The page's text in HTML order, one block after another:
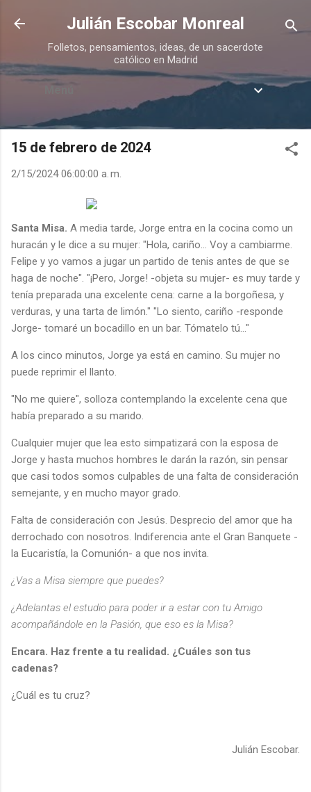
Ir al contenido principal
Julián Escobar Monreal
Folletos, pensamientos, ideas, de un sacerdote
católico en Madrid
Menú
15 de febrero de 2024
2/15/2024 06:00:00 a. m.
Santa Misa. A media tarde, Jorge entra en la cocina como un
huracán y le dice a su mujer: "Hola, cariño... Voy a cambiarme.
Felipe y yo vamos a jugar un partido de tenis antes de que se
haga de noche". "¡Pero, Jorge! -objeta su mujer- es muy tarde y
tenía preparada una excelente cena: carne a la borgoñesa, y
verduras, y una tarta de limón." "Lo siento, cariño -responde
Jorge- tomaré un bocadillo en un bar. Tómatelo tú..."
A los cinco minutos, Jorge ya está en camino. Su mujer no
puede reprimir el llanto.
"No me quiere", solloza contemplando la excelente cena que
había preparado a su marido.
Cualquier mujer que lea esto simpatizará con la esposa de
Jorge y hasta muchos hombres le darán la razón, sin pensar
que casi todos somos culpables de una falta de consideración
semejante, y en mucho mayor grado.
Falta de consideración con Jesús. Desprecio del amor que ha
derrochado con nosotros. Indiferencia ante el Gran Banquete -
la Eucaristía, la Comunión- a que nos invita.
¿Vas a Misa siempre que puedes?
¿Adelantas el estudio para poder ir a estar con tu Amigo
acompañándole en la Pasión, que eso es la Misa?
Encara. Haz frente a tu realidad. ¿Cuáles son tus
cadenas?
¿Cuál es tu cruz?
Julián Escobar.